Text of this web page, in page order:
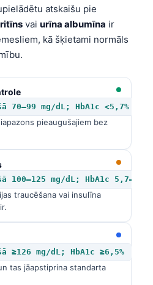
atskaišu pie
vai urīna albumīna ir
kā šķietami normāls
70–99 mg/dL; HbA1c <5,7%
pieaugušajiem bez
100–125 mg/dL; HbA1c 5,7–6,4%
traucēšana vai insulīna
≥126 mg/dL; HbA1c ≥6,5%
tas jāapstiprina standarta